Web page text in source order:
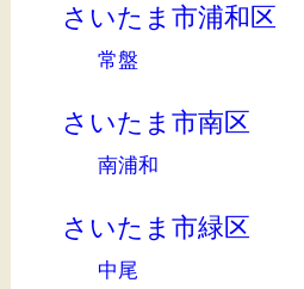
さいたま市浦和区
常盤
さいたま市南区
南浦和
さいたま市緑区
中尾